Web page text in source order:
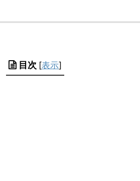
目次 [表示]